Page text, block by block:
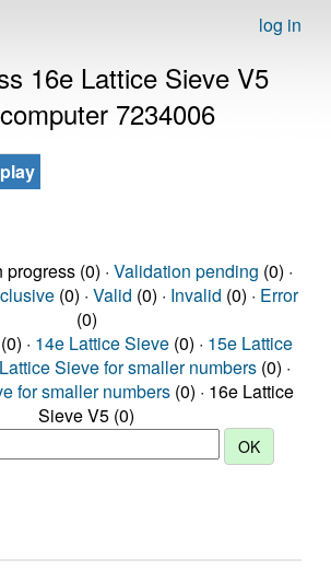
log in
16e Lattice Sieve V5
7234006
progress (0) · Validation pending (0) ·
(0) · Valid (0) · Invalid (0) · Error
(0)
(0) · 14e Lattice Sieve (0) · 15e Lattice
Sieve for smaller numbers (0) ·
for smaller numbers (0) · 16e Lattice
Sieve V5 (0)